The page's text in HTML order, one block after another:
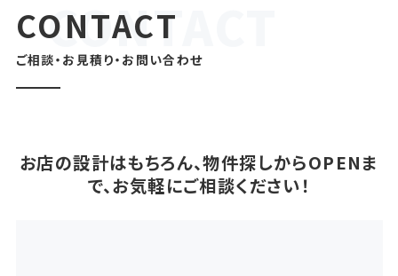
CONTACT
ご相談・お見積り・お問い合わせ
お店の設計はもちろん、物件探しからOPENま
で、お気軽にご相談ください！